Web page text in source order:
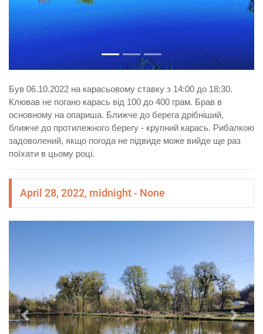
Був 06.10.2022 на карасьовому ставку з 14:00 до 18:30.
Клював не погано карась від 100 до 400 грам. Брав в
основному на опариша. Ближче до берега дрібніший,
ближче до протилежного берегу - крупний карась. Рибалкою
задоволений, якщо погода не підвиде може вийде ще раз
поїхати в цьому році.
April 28, 2022, midnight - None
Попередня